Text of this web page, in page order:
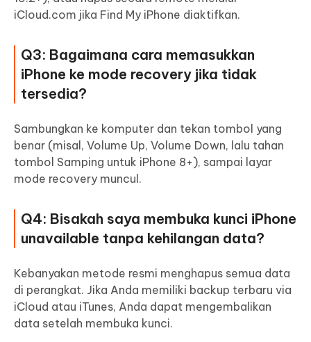
iCloud.com jika Find My iPhone diaktifkan.
Q3: Bagaimana cara memasukkan
iPhone ke mode recovery jika tidak
tersedia?
Sambungkan ke komputer dan tekan tombol yang
benar (misal, Volume Up, Volume Down, lalu tahan
tombol Samping untuk iPhone 8+), sampai layar
mode recovery muncul.
Q4: Bisakah saya membuka kunci iPhone
unavailable tanpa kehilangan data?
Kebanyakan metode resmi menghapus semua data
di perangkat. Jika Anda memiliki backup terbaru via
iCloud atau iTunes, Anda dapat mengembalikan
data setelah membuka kunci.